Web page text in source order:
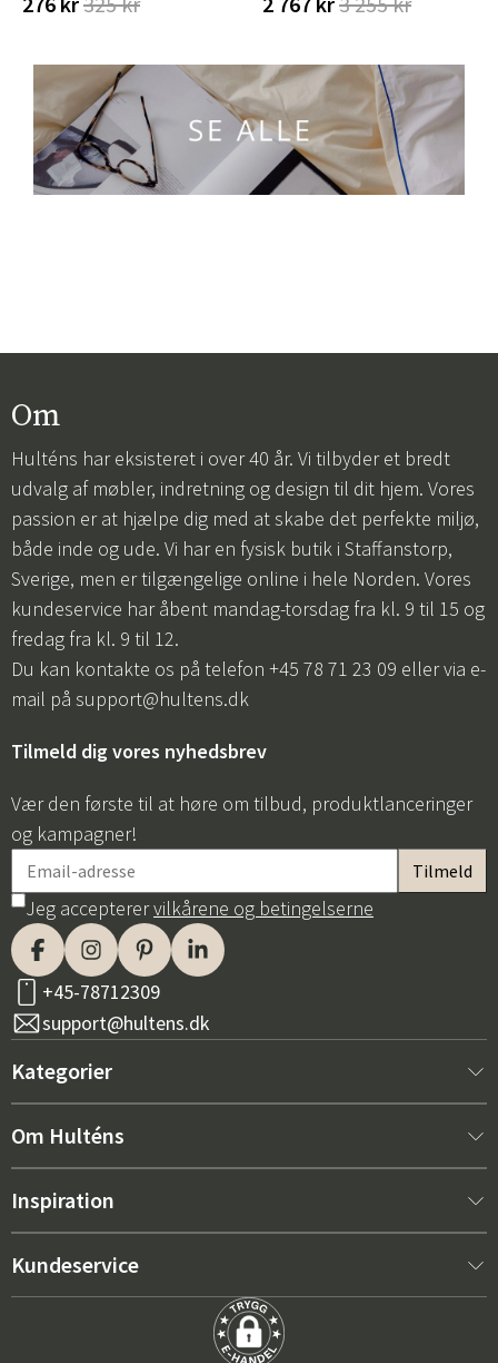
Om
Hulténs har eksisteret i over 40 år. Vi tilbyder et bredt
udvalg af møbler, indretning og design til dit hjem. Vores
passion er at hjælpe dig med at skabe det perfekte miljø,
både inde og ude. Vi har en fysisk butik i Staffanstorp,
Sverige, men er tilgængelige online i hele Norden. Vores
kundeservice har åbent mandag-torsdag fra kl. 9 til 15 og
fredag fra kl. 9 til 12.
Du kan kontakte os på telefon +45 78 71 23 09 eller via e-
mail på support@hultens.dk
Tilmeld dig vores nyhedsbrev
Vær den første til at høre om tilbud, produktlanceringer
og kampagner!
Jeg accepterervilkårene og betingelserne
+45-78712309
support@hultens.dk
Kategorier
Nyt hos os
Indretning
Om Hulténs
Om Hulténs
Salgsafdeling
Inspiration
Bestsellere
Kundeservice